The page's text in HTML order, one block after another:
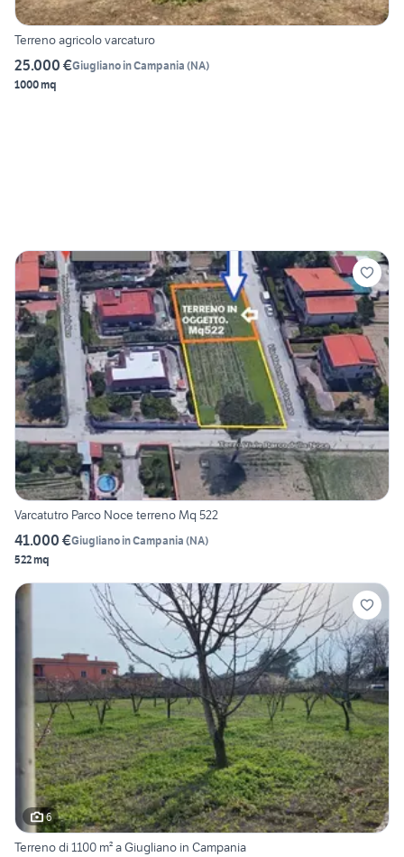
Terreno agricolo varcaturo
25.000 €Giugliano in Campania (NA)
1000 mq
Varcatutro Parco Noce terreno Mq 522
41.000 €Giugliano in Campania (NA)
522 mq
6
Terreno di 1100 m² a Giugliano in Campania